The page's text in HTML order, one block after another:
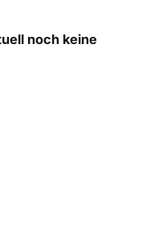
noch keine